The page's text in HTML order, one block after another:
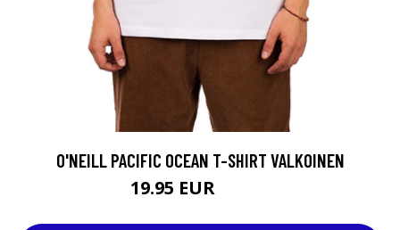
O'NEILL PACIFIC OCEAN T-SHIRT VALKOINEN
19.95 EUR